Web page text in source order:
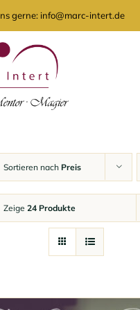
gerne: info@marc-intert.de
Sortieren nach Preis
Zeige 24 Produkte